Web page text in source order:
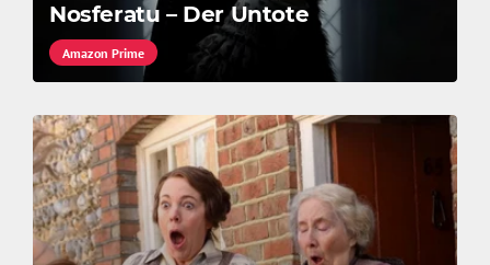
Nosferatu – Der Untote
Amazon Prime